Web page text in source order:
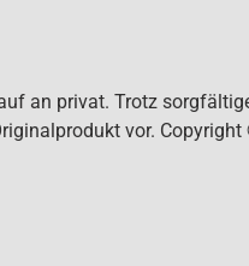
an privat. Trotz
vor.